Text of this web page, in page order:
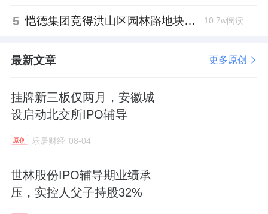
5 恺德集团竞得洪山区园林路地块，引入贝好家C2M产品定位及营销服务 10.7w阅读
最新文章 更多原创
挂牌新三板仅两月，安徽城
设启动北交所IPO辅导
原创 乐居财经 08-04
世林股份IPO辅导期业绩承
压，实控人父子持股32%